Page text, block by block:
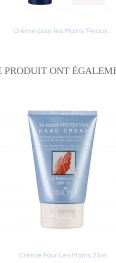
Ajouter au panier
Crème pour les Mains "Peaux...
ONT
Ajouter au panier
Crème Pour Les Mains 24 H